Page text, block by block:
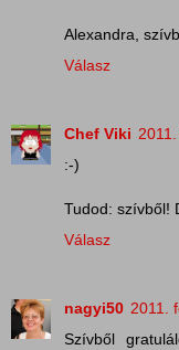
Alexandra,
Válasz
Chef Viki
:-)
Tudod: szívből!
Válasz
nagyi50 2011.
Szívből